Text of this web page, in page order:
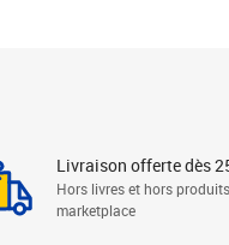
Livraison offerte dès
Hors livres et hors produits
marketplace